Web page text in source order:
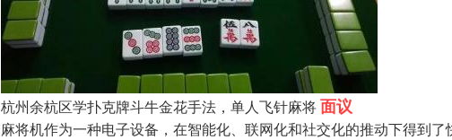
杭州余杭区学扑克牌斗牛金花手法，单人飞针麻将面议
麻将机作为一种电子设备，在智能化、联网化和社交化的推动下得到